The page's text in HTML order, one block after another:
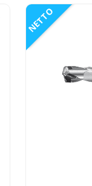
NETTO